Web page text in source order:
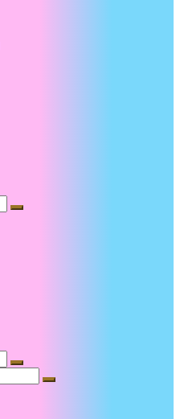
Suche
Suche
Suche